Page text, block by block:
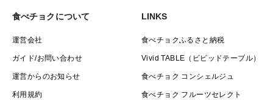
食べチョクについて
運営会社
ガイド/お問い合わせ
運営からのお知らせ
利用規約
LINKS
食べチョクふるさと納税
Vivid TABLE（ビビッドテーブル）
食べチョク コンシェルジュ
食べチョク フルーツセレクト